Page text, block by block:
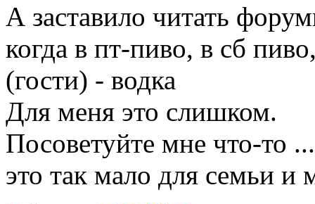
А заставило читать
когда в пт-пиво, в сб
(гости) - водка
Для меня это слишком.
Посоветуйте мне что-то
это так мало для семьи и